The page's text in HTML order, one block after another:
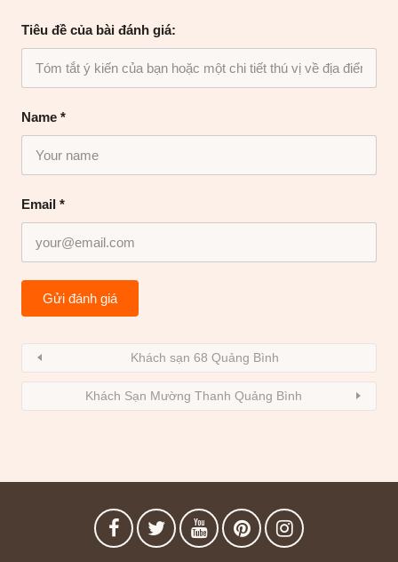
Name *
Email *
Tiêu đề của bài đánh giá:
Khách sạn 68 Quảng Bình
Khách Sạn Mường Thanh Quảng Bình